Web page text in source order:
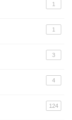
1
1
3
4
124